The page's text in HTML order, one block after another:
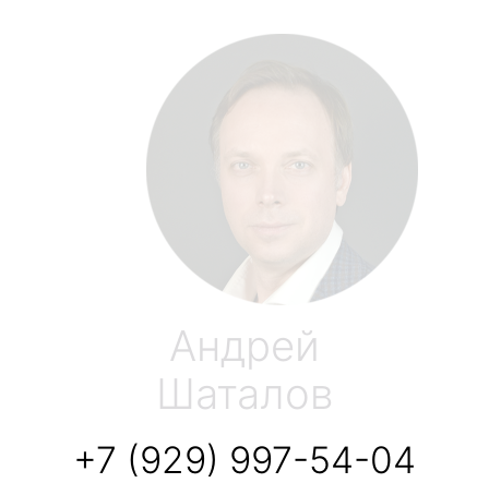
Андрей
Шаталов
+7 (929) 997-54-04